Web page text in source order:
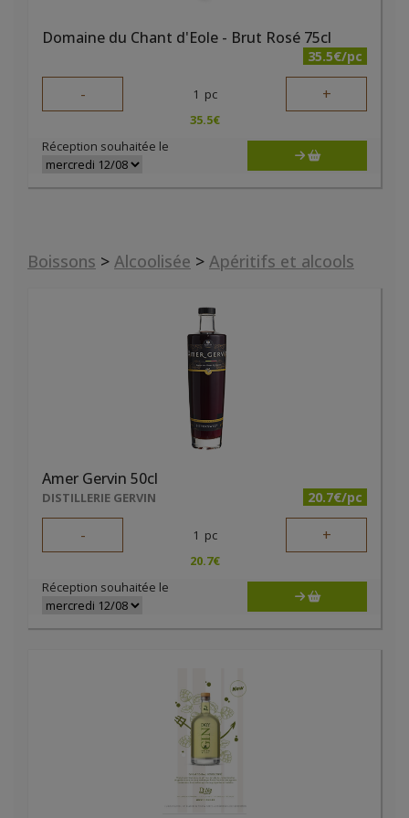
Domaine du Chant d'Eole - Brut Rosé 75cl
35.5€/pc
- 1 pc +
35.5€
Réception souhaitée le
Boissons > Alcoolisée > Apéritifs et alcools
Amer Gervin 50cl
DISTILLERIE GERVIN 20.7€/pc
- 1 pc +
20.7€
Réception souhaitée le